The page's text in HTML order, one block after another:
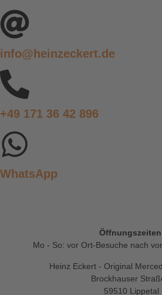
info@heinzeckert.de
+49 171 36 42 896
WhatsApp
Mo - So: vor Ort-Besuche nach
Heinz Eckert - Original
Brockhauser
59510 Lippetal